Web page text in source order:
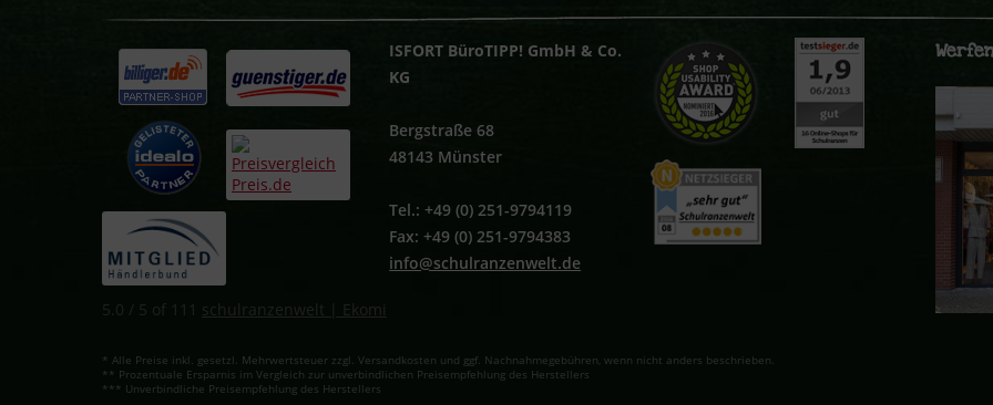
ISFORT BüroTIPP! GmbH & Co.
KG
Bergstraße 68
48143 Münster
Tel.: +49 (0) 251-9794119
Fax: +49 (0) 251-9794383
info@schulranzenwelt.de
5.0 / 5 of 111 schulranzenwelt | Ekomi
* Alle Preise inkl. gesetzl. Mehrwertsteuer zzgl. Versandkosten und ggf. Nachnahmegebühren, wenn nicht anders beschrieben.
** Prozentuale Ersparnis im Vergleich zur unverbindlichen Preisempfehlung des Herstellers
*** Unverbindliche Preisempfehlung des Herstellers